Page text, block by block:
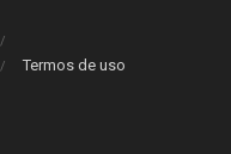
Termos de uso